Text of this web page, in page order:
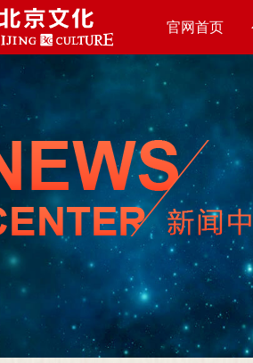
官网首页